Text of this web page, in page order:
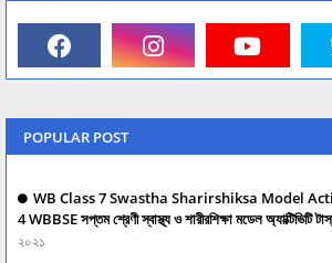
POPULAR POST
WB Class 7 Swastha Sharirshiksa Model
4 WBBSE সপ্তম শ্রেণী স্বাস্থ্য ও শারীরশিক্ষা মডেল অ্যাক্টিভিটি
২০২১